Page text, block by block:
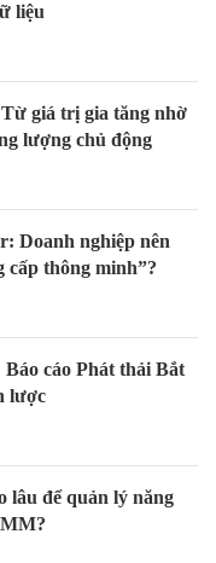
liệu
giá trị gia tăng nhờ
lượng chủ động
Doanh nghiệp nên
cấp thông minh”?
cáo Phát thải Bắt
lược
lâu để quản lý năng